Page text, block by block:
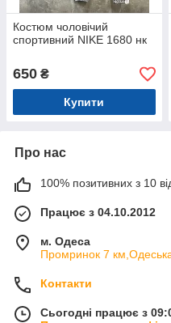
Костюм чоловічий
спортивний NIKE 1680 нк
650 ₴
Купити
Про нас
100% позитивних з 10
Працює з 04.10.2012
м. Одеса
Промринок 7
Контакти
Сьогодні працює з